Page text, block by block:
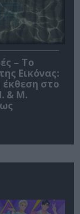
– Το
Εικόνας:
στο
& Μ.